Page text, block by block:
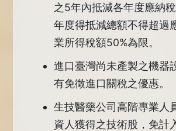
之5年內抵減各年度應納
年度得抵減總額不得超過
業所得稅額50%為限。
進口臺灣尚未產製之機器
有免徵進口關稅之優惠。
生技醫藥公司高階專業人
資人獲得之技術股，免計